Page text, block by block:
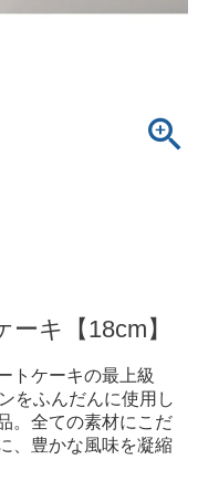
キ【18cm】
トケーキの最上級
をふんだんに使用し
。全ての素材にこだ
、豊かな風味を凝縮